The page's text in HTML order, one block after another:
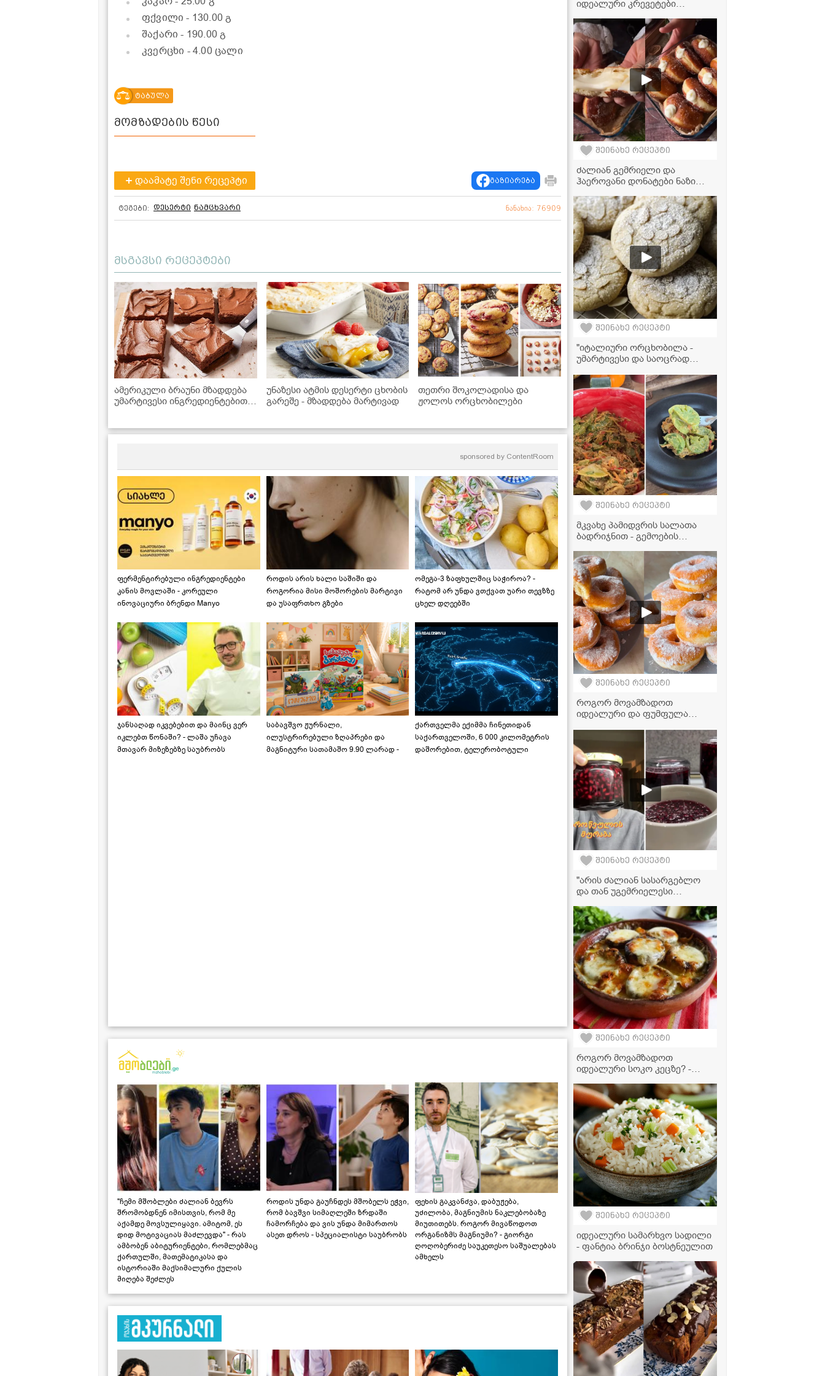
ფქვილი- 130.00 გ
შაქარი- 190.00 გ
კვერცხი - 4.00 ცალი
ტაბულა
მომზადების წესი
დაამატე შენი რეცეპტი გაზიარება
ტეგები: დესერტი ნამცხვარი ნანახია: 76909
მსგავსი რეცეპტები
ამერიკული ბრაუნი მზადდება
უმარტივესი ინგრედიენტებით,
უნაზესი ატმის დესერტი ცხობის
გარეშე - მზადდება მარტივად
თეთრი შოკოლადისა და
ჟოლოს ორცხობილები
sponsored by ContentRoom
ფერმენტირებული ინგრედიენტები
კანის მოვლაში - კორეული
ინოვაციური ბრენდი Manyo
როდის არის ხალი საშიში და
როგორია მისი მოშორების მარტივი
და უსაფრთხო გზები
ომეგა-3 ზაფხულშიც საჭიროა? -
რატომ არ უნდა ვთქვათ უარი თევზზე
ცხელ დღეებში
ჯანსაღად იკვებებით და მაინც ვერ
იკლებთ წონაში? - ლაშა უჩავა
მთავარ მიზეზებზე საუბრობს
საბავშვო ჟურნალი,
ილუსტრირებული ზღაპრები და
მაგნიტური სათამაშო 9.90 ლარად -
ქართველმა ექიმმა ჩინეთიდან
საქართველოში, 6 000 კილომეტრის
დაშორებით, ტელერობოტული
"ჩემი მშობლები ძალიან ბევრს
შრომობდნენ იმისთვის, რომ მე
აქამდე მოვსულიყავი. ამიტომ, ეს
დიდ მოტივაციას მაძლევდა" - რას
ამბობენ აბიტურიენტები, რომლებმაც
ქართულში, მათემატიკასა და
ისტორიაში მაქსიმალური ქულის
მიღება შეძლეს
როდის უნდა გაუჩნდეს მშობელს ეჭვი,
რომ ბავშვი სიმაღლეში ზრდაში
ჩამორჩება და ვის უნდა მიმართოს
ასეთ დროს - სპეციალისტი საუბრობს
ფეხის გაკვანძვა, დაბუჟება,
უძილობა, მაგნიუმის ნაკლებობაზე
მიუთითებს. როგორ მივაწოდოთ
ორგანიზმს მაგნიუმი? - გიორგი
ღოღობერიძე საუკეთესო საშუალებას
ამხელს
იდეალური კრევეტები
და მარტივი რეცეპტი
შეინახე რეცეპტი
ძალიან გემრიელი და
ჰაეროვანი დონატები ნაზი
შეინახე რეცეპტი
"იტალიური ორცხობილა -
უმარტივესი და საოცრად
შეინახე რეცეპტი
მკვახე პამიდვრის სალათა
ბადრიჯნით - გემოების
შეინახე რეცეპტი
როგორ მოვამზადოთ
იდეალური და ფუმფულა
რეცეპტი, რომელიც
საკონდიტროს დონეს არ
ჩამოუვარდება!
შეინახე რეცეპტი
"არის ძალიან სასარგებლო
და თან უგემრიელესი
მურაბის ვიდეორეცეპტი
შეინახე რეცეპტი
როგორ მოვამზადოთ
იდეალური სოკო კეცზე? -
შეინახე რეცეპტი
იდეალური სამარხვო სადილი
- ფანტია ბრინჯი ბოსტნეულით